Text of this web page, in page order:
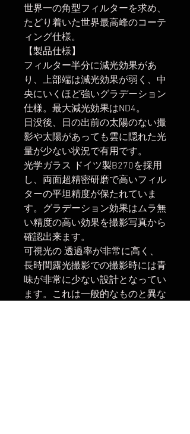
世界一の角型フィルターを求め、
たどり着いた世界最高峰のコーテ
ィング仕様。
【製品仕様】
フィルター半分に減光効果があ
り、上部端は減光効果が弱く、中
央にいくほど強いグラデーション
仕様。最大減光効果はND4。
日没後、日の出前の太陽のない撮
影や太陽があっても雲に隠れた光
量が少ない状況で有用です。
光学ガラス ドイツ製B270を採用
し、両面超精密研磨で高いフィル
ターの平坦精度が保たれていま
す。グラデーション効果はムラ無
い精度の高い効果を撮影写真から
確認出来ます。
可視光の 透過率が非常に高く、
長時間露光撮影での撮影時には青
味が非常に少ない設計となってい
ます。これは一般的なものと異な